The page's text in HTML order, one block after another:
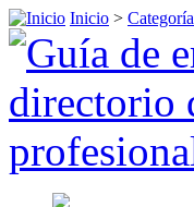
Inicio >